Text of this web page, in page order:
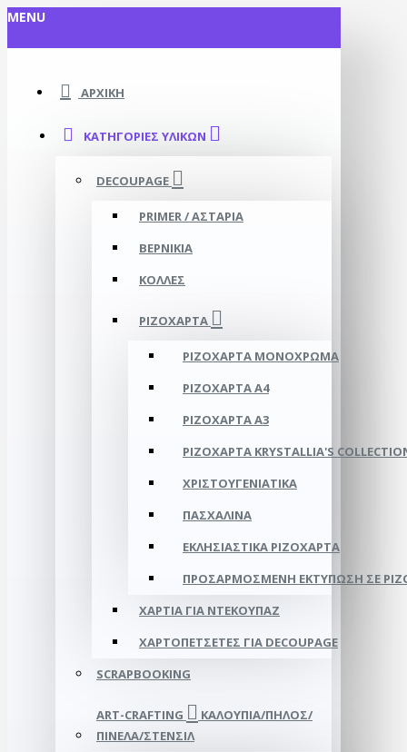
MENU
ΑΡΧΙΚΉ
ΚΑΤΗΓΟΡΊΕΣ ΥΛΙΚΏΝ
DECOUPAGE
PRIMER / ΑΣΤΆΡΙΑ
ΒΕΡΝΊΚΙΑ
ΚΌΛΛΕΣ
ΡΙΖΌΧΑΡΤΑ
ΡΙΖΌΧΑΡΤΑ ΜΟΝΌΧΡΩΜΑ
ΡΙΖΌΧΑΡΤΑ Α4
ΡΙΖΌΧΑΡΤΑ Α3
ΡΙΖΌΧΑΡΤΑ KRYSTALLIA'S
ΧΡΙΣΤΟΥΓΕΝΙΆΤΙΚΑ
ΠΑΣΧΑΛΙΝΆ
ΕΚΛΗΣΙΑΣΤΙΚΆ ΡΙΖΌΧΑΡΤΑ
ΠΡΟΣΑΡΜΟΣΜΈΝΗ ΕΚΤΎΠΩΣΗ ΣΕ
ΧΑΡΤΙΆ ΓΙΑ ΝΤΕΚΟΥΠΆΖ
ΧΑΡΤΟΠΕΤΣΈΤΕΣ ΓΙΑ DECOUPAGE
SCRAPBOOKING
ART-CRAFTING
ΚΑΛΟΎΠΙΑ/ΠΗΛΌΣ/
ΠΙΝΈΛΑ/ΣΤΈΝΣΙΛ